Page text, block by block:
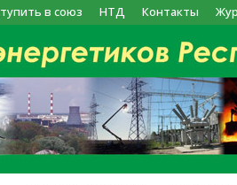
в союз НТД Контакты